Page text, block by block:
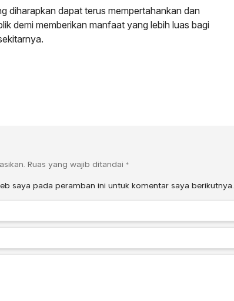
diharapkan dapat terus mempertahankan dan
demi memberikan manfaat yang lebih luas bagi
Ruas yang wajib ditandai *
saya pada peramban ini untuk komentar saya berikutnya.